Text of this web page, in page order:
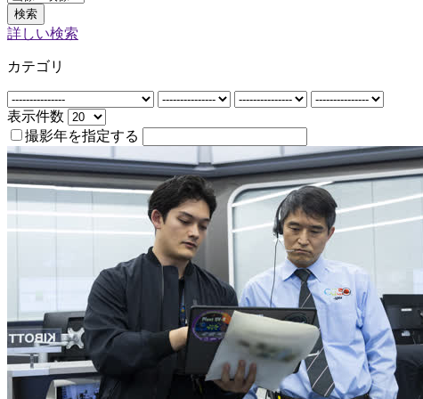
検索
詳しい検索
カテゴリ
表示件数
撮影年を指定する